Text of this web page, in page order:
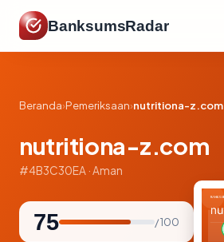
BanksumsRadar
Beranda›Pemeriksaan›nutritiona-z.com
nutritiona-z.com
#4B3C30EA · Aman
75 / 100